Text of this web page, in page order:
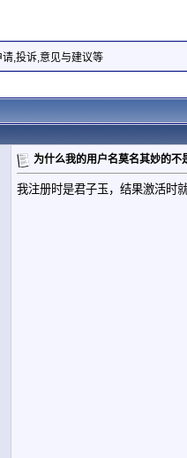
,投诉,意见与建议等
为什么我的用户名莫名其妙的不
我注册时是君子玉，结果激活时